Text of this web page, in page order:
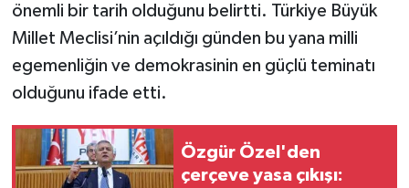
önemli bir tarih olduğunu belirtti. Türkiye Büyük
Millet Meclisi’nin açıldığı günden bu yana milli
egemenliğin ve demokrasinin en güçlü teminatı
olduğunu ifade etti.
Özgür Özel'den
çerçeve yasa çıkışı:
Spor
Vasıta